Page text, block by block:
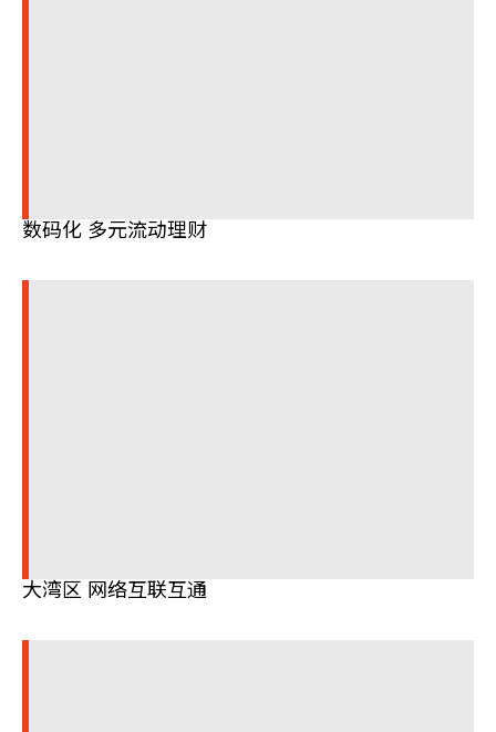
数码化 多元流动理财
大湾区 网络互联互通